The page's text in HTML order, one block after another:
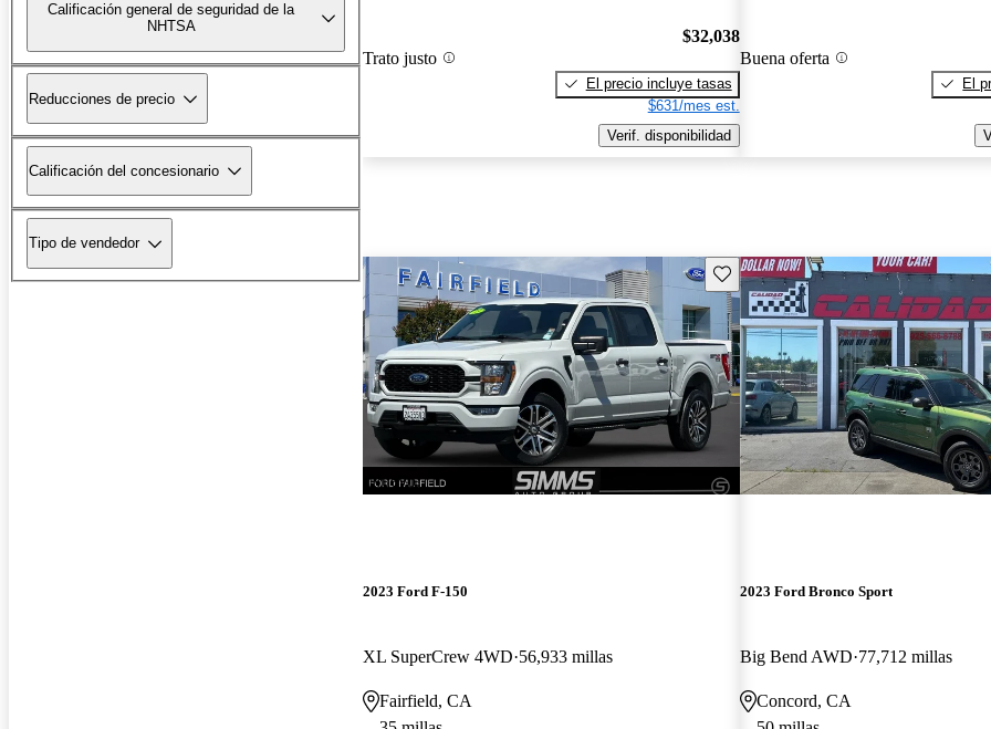
Calificación general de seguridad de la
NHTSA
Reducciones de precio
Calificación del concesionario
Tipo de vendedor
Trato justo
$32,038
El precio incluye tasas
$631/mes est.
Verif. disponibilidad
Buena oferta
El
¡Nuevo!
Guarda este Aviso
2023 Ford F-150
XL SuperCrew 4WD 56,933 millas
Fairfield, CA
2023 Ford Bronco Sport
Big Bend AWD 77,712 millas
Concord, CA